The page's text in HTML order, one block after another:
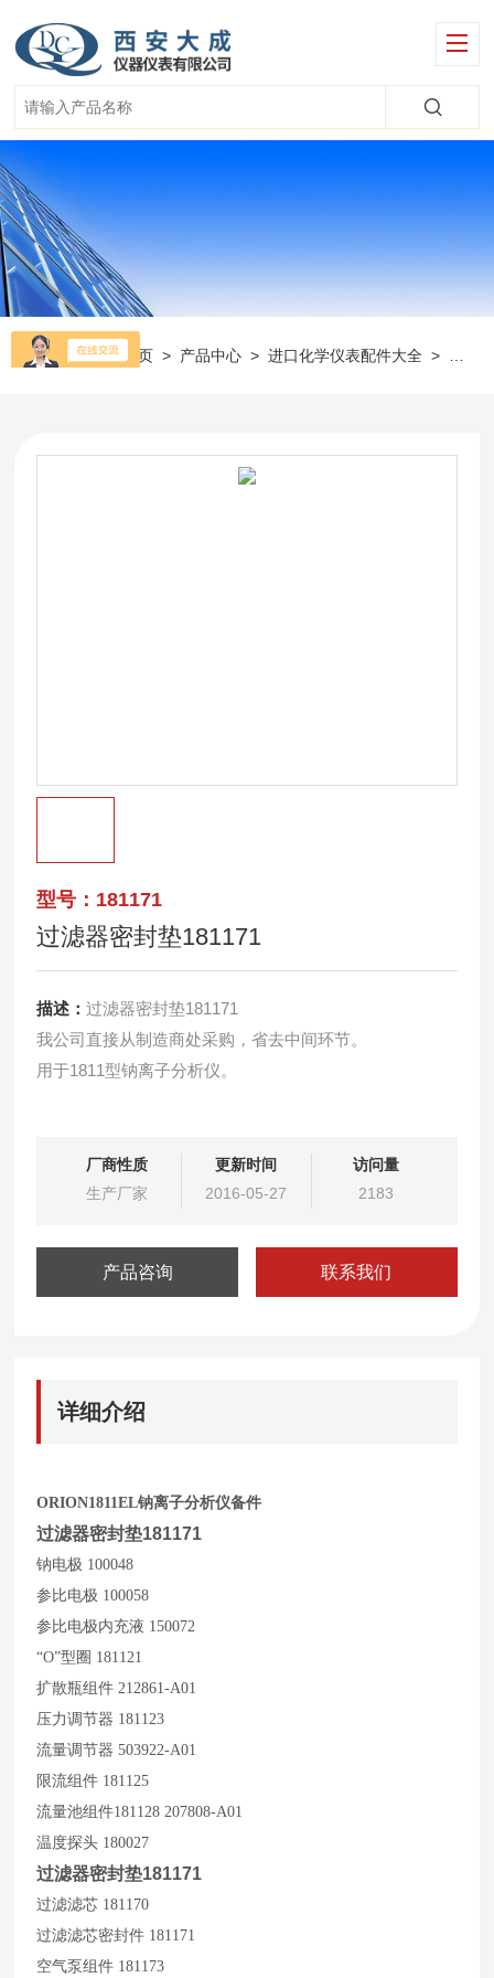
当前位置： 首页 > 产品中心 >进口化学仪表配件大全 >
型号：181171
过滤器密封垫181171
描述：过滤器密封垫181171
我公司直接从制造商处采购，省去中间环节。
用于1811型钠离子分析仪。
厂商性质
生产厂家
更新时间
2016-05-27
访问量
2183
产品咨询 联系我们
详细介绍
ORION1811EL钠离子分析仪备件
过滤器密封垫181171
钠电极 100048
参比电极 100058
参比电极内充液 150072
“O”型圈 181121
扩散瓶组件 212861-A01
压力调节器 181123
流量调节器 503922-A01
限流组件 181125
流量池组件181128 207808-A01
温度探头 180027
过滤器密封垫181171
过滤滤芯 181170
过滤滤芯密封件 181171
空气泵组件 181173